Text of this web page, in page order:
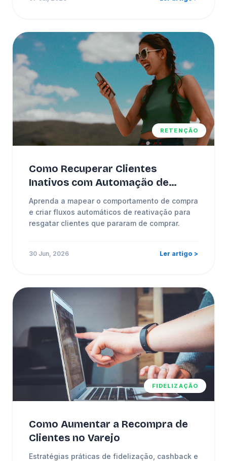
RETENÇÃO
Como Recuperar Clientes
Inativos com Automação de
Vendas
Aprenda a mapear o comportamento de compra
e criar fluxos automáticos de reativação para
resgatar clientes que pararam de comprar.
30 Jun, 2026 Ler artigo >
FIDELIZAÇÃO
Como Aumentar a Recompra de
Clientes no Varejo
Estratégias práticas de fidelização, cashback e